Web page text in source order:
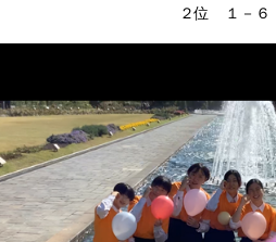
２位 １－６